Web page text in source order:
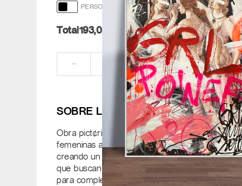
PERSONALIZACIÓN Y DISEÑO ?
Total193,00
− +
REGÍSTRATE PARA
SOBRE LA OBRA
Obra pict¢rica que fusiona elementos cl sicos
femeninas atemporales se superponen con
creando un di logo visual audaz y contempor
que buscan una pieza de arte provocativa,
para complementar ambientes de dise¤o